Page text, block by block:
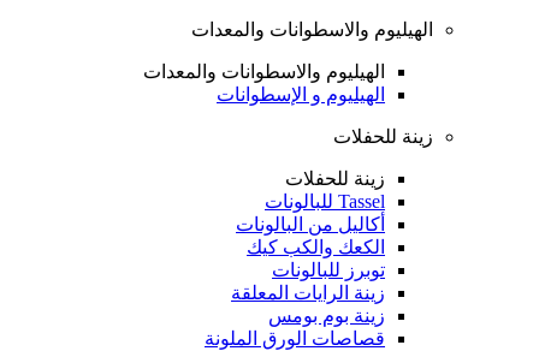
الهيليوم والاسطوانات والمعدات
الهيليوم والاسطوانات والمعدات
الهيليوم و الإسطوانات
زينة للحفلات
زينة للحفلات
Tassel للبالونات
أكاليل من البالونات
الكعك والكب كيك
توبرز للبالونات
زينة الرايات المعلقة
زينة بوم بومس
قصاصات الورق الملونة